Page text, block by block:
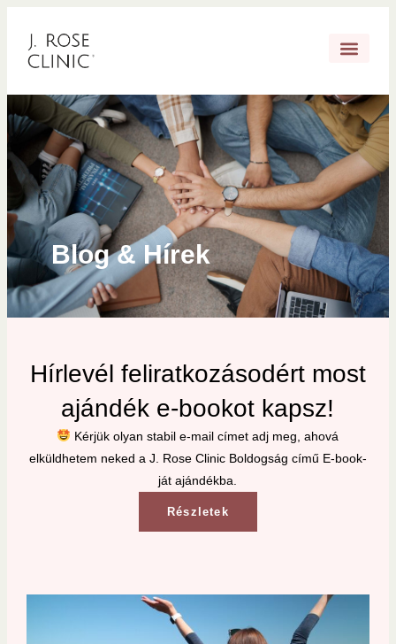
Blog & Hírek
Hírlevél feliratkozásodért most
ajándék e-bookot kapsz!
Kérjük olyan stabil e-mail címet adj meg, ahová
elküldhetem neked a J. Rose Clinic Boldogság című E-book-
ját ajándékba.
Részletek